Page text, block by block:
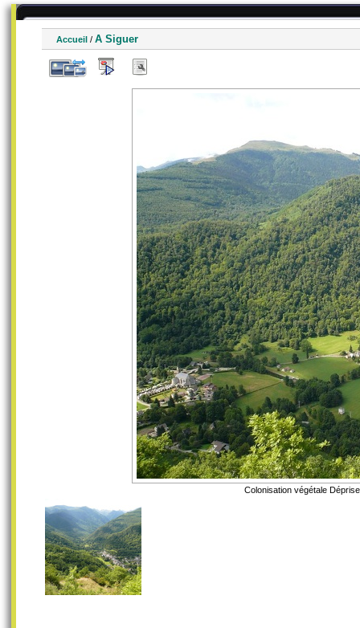
Accueil / A Siguer
Colonisation végétale